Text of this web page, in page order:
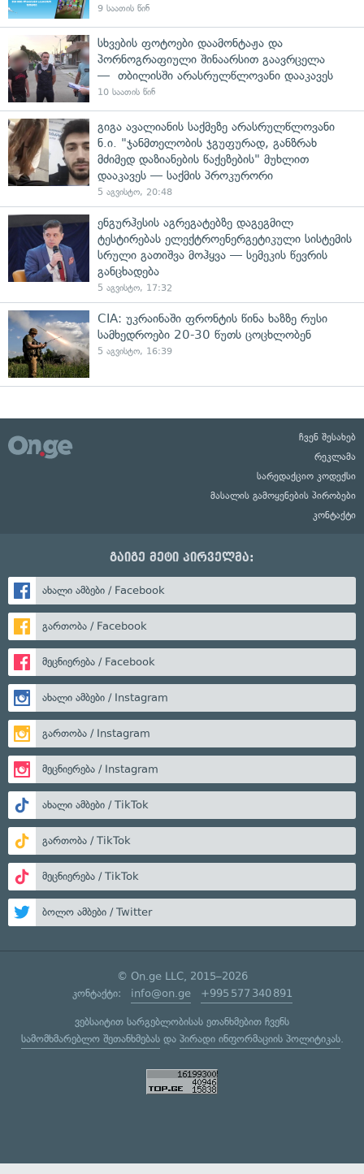
9 საათის წინ
სხვების ფოტოები დაამონტაჟა და
პორნოგრაფიული შინაარსით გაავრცელა
— თბილისში არასრულწლოვანი დააკავეს
10 საათის წინ
გიგა ავალიანის საქმეზე არასრულწლოვანი
ნ.ი. "ჯანმთელობის ჯგუფურად, განზრახ
მძიმედ დაზიანების წაქეზების" მუხლით
დააკავეს — საქმის პროკურორი
5 აგვისტო, 20:48
ენგურჰესის აგრეგატებზე დაგეგმილ
ტესტირებას ელექტროენერგეტიკული სისტემის
სრული გათიშვა მოჰყვა — სემეკის წევრის
განცხადება
5 აგვისტო, 17:32
CIA: უკრაინაში ფრონტის წინა ხაზზე რუსი
სამხედროები 20-30 წუთს ცოცხლობენ
5 აგვისტო, 16:39
ჩვენ შესახებ
რეკლამა
სარედაქციო კოდექსი
მასალის გამოყენების პირობები
კონტაქტი
გაიგე მეტი პირველმა:
ახალი ამბები / Facebook
გართობა / Facebook
მეცნიერება / Facebook
ახალი ამბები / Instagram
გართობა / Instagram
მეცნიერება / Instagram
ახალი ამბები / TikTok
გართობა / TikTok
მეცნიერება / TikTok
ბოლო ამბები / Twitter
© On.ge LLC, 2015–2026
კონტაქტი: info@on.ge +995 577 340 891
ვებსაიტით სარგებლობისას ეთანხმებით ჩვენს
სამომხმარებლო შეთანხმებასდა პირადი ინფორმაციის პოლიტიკას.